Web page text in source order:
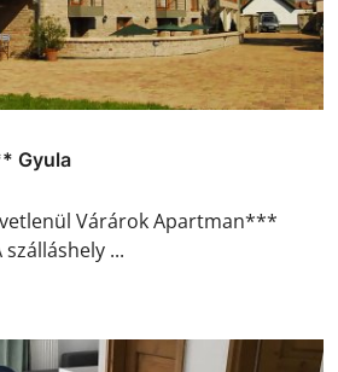
Gyula
Várárok Apartman***
szálláshely ...